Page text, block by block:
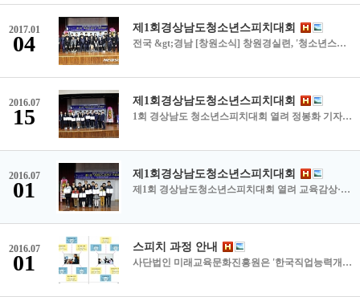
2017.01
04
제1회경상남도청소년스피치대회
전국 &gt;경남 [창원소식] 창원경실련, '청소년스피치대회' 개최 등 홍정명 기자 | 등록 2016-12-28 20:10:26 【창원=뉴시스】 홍정명 기자 = 지난 27일 국립 창원대학교 인문대학 NH인문홀에서 창원경제정의실천시민연합·(사)미래교육문화진흥원 주최로 열린 '제1회 경상남도 청소년스피치대회'에 참가한 중·고등학생 참가자들이 기념촬영을 하고 있다.2016.12.28.(사진=창원경제정의실천시민연합 제공)photo@newsis.com 【창원=뉴시스】 홍정명 기자 = ◇ 창원경실련, '제1회 경남 청소년스피치대회' 개최경남 창원시에 있는 창원경제정의실천시민연합(대표 정시식)과 (사)미래교육문화진흥원(원장 정시식)은 지난 27일 창원대 인문대학 NH인문홀에서 창의적인 인재 개발과 바른 인성 고취를 위해 '제1회 경상남도 청소년스피치대회'를 개최했다고 28일 밝혔다. 경남도교육청, 창원대, 경남지방경찰청, 경남교총, 창원시 등 후원으로 열린 이 대회는 예선을 거쳐 본선에 진출한 초·중·고교생 50명이 멋지게 자신의 의견을 발표해 박수를 받았다. 창원경실련 등은 우수 발표자 21명을 선정해 경남도교육감상, 창원대학교 총장상, 경남지방경찰청장상, 경남교총회장상, 창원시장상, 미래교육문화진흥원장상, 창원경제정의실천시민연합상 등을 수여했다.
2016.07
15
제1회경상남도청소년스피치대회
1회 경상남도 청소년스피치대회 열려 정봉화 기자 bong@idomin.com 2016년 12월 29일 목요일 댓글0 폰트 굴림 돋움 바탕 맑은고딕 ㈔미래교육문화진흥원과 창원경제정의실천시민연합(대표 정시식)이 주최하고, 경남교육청·창원대·경남지방경찰청·경남교총·창원시가 후원한 '제1회 경상남도청소년스피치대회'가 지난 27일 창원대 인문대학 NH인문홀에서 열렸다. &lt;저작권자 ⓒ 경남도민일보 (http://www.idomin.com) 무단전재 및 재배포 금지&gt; 정봉화 기자의 다른 기사보기
2016.07
01
제1회경상남도청소년스피치대회
제1회 경상남도청소년스피치대회 열려 교육감상·창원대총장상 등 21명 수상 기사입력 : 2016-12-30 07:00:00 사단법인 미래교육문화진흥원과 창원경제정의실천시민연합(원장 대표 정시식)이 주최한 ‘제1회 경상남도청소년스피치대회’가 지난 27일 창원대학교 인문대학 NH인문홀에서 개최됐다. 대회에는 예선을 거쳐 본선에 진출한 50명의 청소년들이 자신의 의견을 발표, 이 중 21명이 경상남도교육감상, 창원대학교총장상 등을 받았다. 안대훈 기자
2016.07
01
스피치 과정 안내
사단법인 미래교육문화진흥원은 '한국직업능력개발원'에서 인정받은 자격증을 발급하는 기관입니다. 스피치 강사 자격 과정 스피치 기본스킬을 익히고 스피치강사로서 활동할 수 있도록 역량을 키우는 과정. 수강 종료 후 성적 우수생에게 파트강사 기회부여. 크로마키 스피치 지도사 자격 과정 크로마키를 활용하여 보다 효율적으로 스피치를 지도할 수 있는 자격을 갖추도록 교육하는 과정. 수강 종료 후 성적 우수생에게 파트강사 기회부여. 방과후 학교 스피치 지도사 자격 과정 방과후 학교에서 스피치 과정 강사로서 활동할 수 있도록 교재활용부터 스피치 전반에 대한 교육실시. 방과후 학교 스피치 과정 강사 기회부여. 개인정보보호사 자격 과정 기업 및 기관의 개인 정보 처리에 관한 업무를 처리하며소속 직원 또는 제 3자에 의한 위법, 부당한 개인정보 침해행위에 대한 관리 감독, 점검의 업무를 수행할 수 있는 교육과정